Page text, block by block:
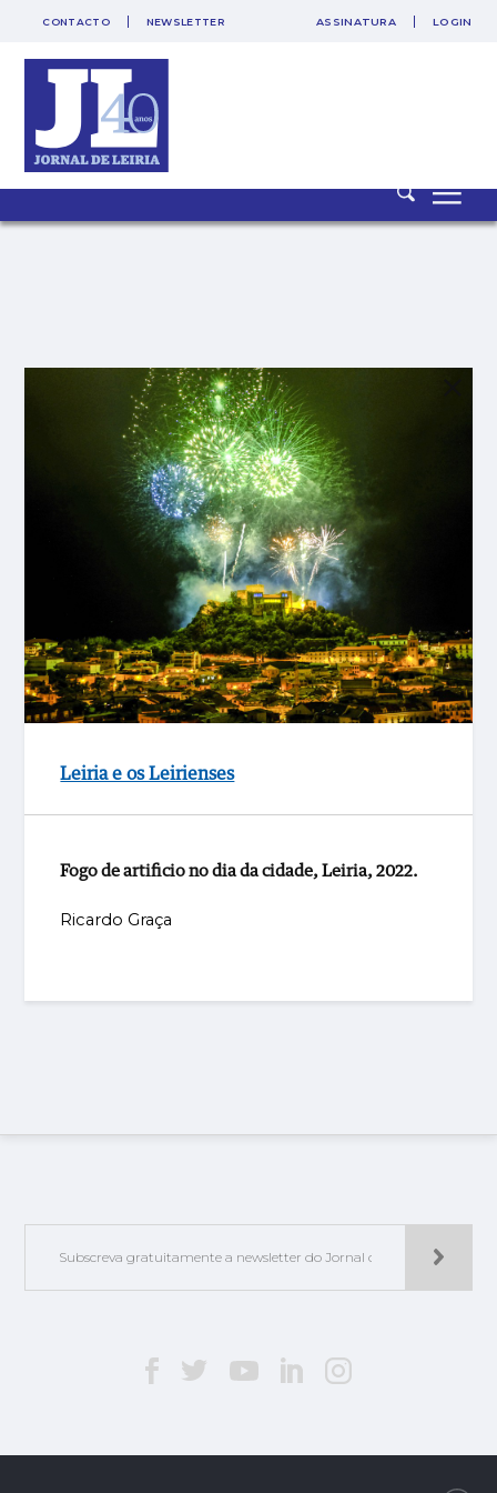
CONTACTO NEWSLETTER ASSINATURA LOGIN
Leiria e os Leirienses
Fogo de artificio no dia da cidade, Leiria, 2022.
Ricardo Graça